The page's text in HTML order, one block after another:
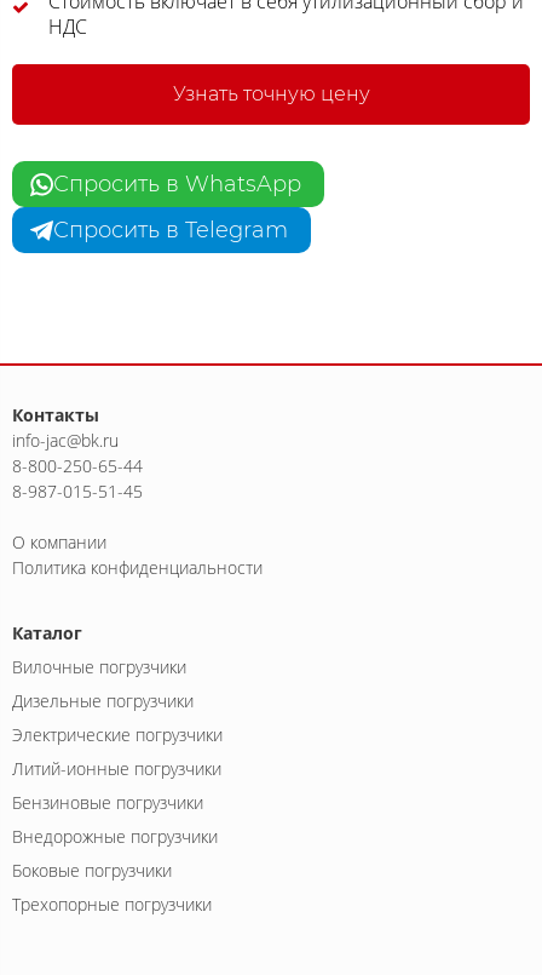
НДС
Узнать точную цену
Спросить в WhatsApp
Спросить в Telegram
Контакты
info-jac@bk.ru
8-800-250-65-44
8-987-015-51-45
О компании
Политика конфиденциальности
Каталог
Вилочные погрузчики
Дизельные погрузчики
Электрические погрузчики
Литий-ионные погрузчики
Бензиновые погрузчики
Внедорожные погрузчики
Боковые погрузчики
Трехопорные погрузчики